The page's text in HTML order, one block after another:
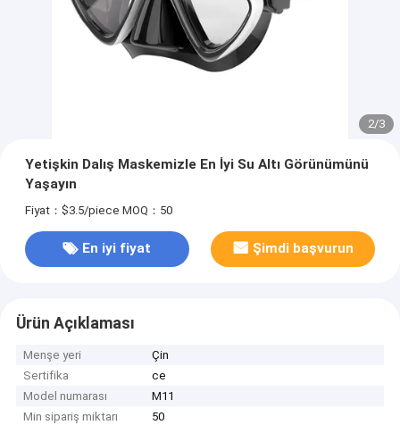
2/3
Yetişkin Dalış Maskemizle En İyi Su Altı Görünümünü
Yaşayın
Fiyat：$3.5/piece MOQ：50
En iyi fiyat Şimdi başvurun
Ürün Açıklaması
Menşe yeri
Çin
Sertifika
ce
Model numarası
M11
Min sipariş miktarı
50